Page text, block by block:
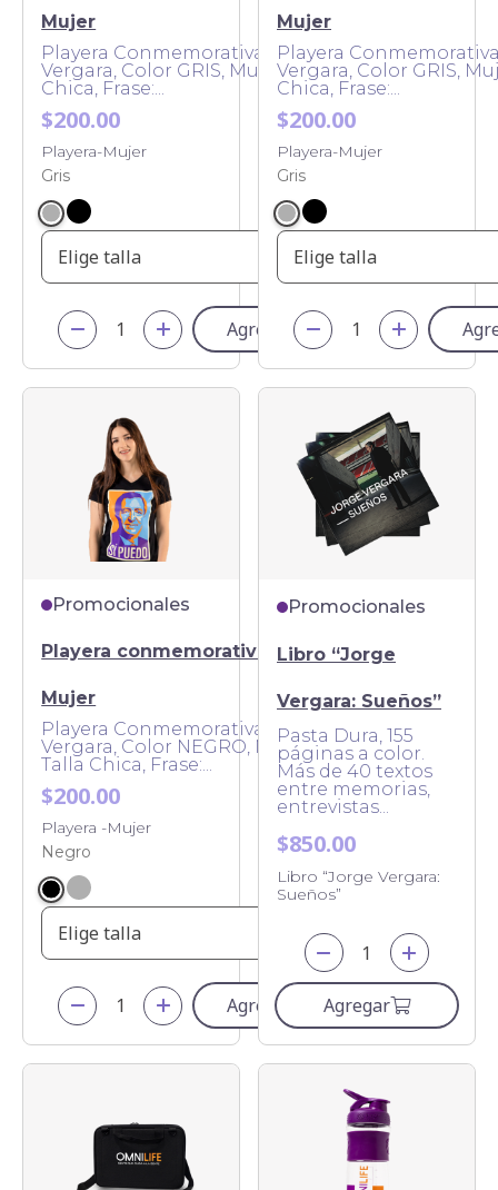
Mujer
Playera Conmemorativa Jorge
Vergara, Color GRIS, Mujer, Talla
Chica, Frase:...
$200.00
Playera-Mujer
Gris
Elige talla
Agregar
Mujer
Playera
Vergara, Color GRIS,
Chica, Frase:...
$200.00
Playera-Mujer
Gris
Elige talla
Promocionales
Playera conmemorativa JV -
Mujer
Playera Conmemorativa Jorge
Vergara, Color NEGRO, Mujer,
Talla Chica, Frase:...
$200.00
Playera -Mujer
Negro
Elige talla
Agregar
Promocionales
Libro “Jorge
Vergara: Sueños”
Pasta Dura, 155
páginas a color.
Más de 40 textos
entre memorias,
entrevistas...
$850.00
Libro “Jorge Vergara:
Sueños”
Agregar